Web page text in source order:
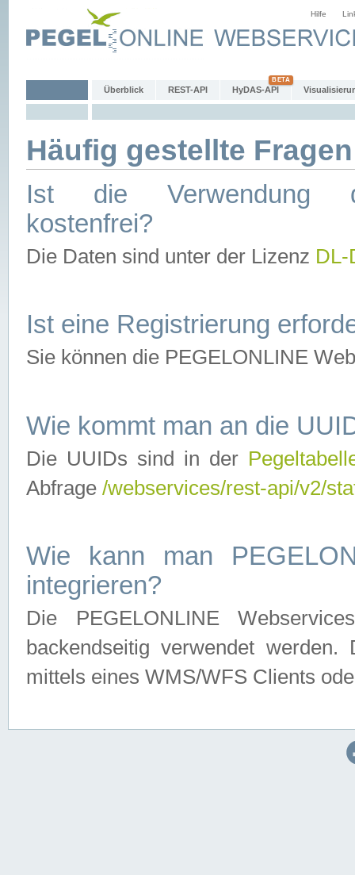
Hilfe
Überblick REST-API HyDAS-API
Häufig gestellte
Ist die Verwendung
kostenfrei?
Die Daten sind unter der Lizenz
Ist eine Registrierung
Sie können die PEGELONLINE
Wie kommt man an die
Die UUIDs sind in der
Abfrage /webservices/rest-api/v2/
Wie kann man
integrieren?
Die PEGELONLINE
backendseitig verwendet
mittels eines WMS/WFS Clients